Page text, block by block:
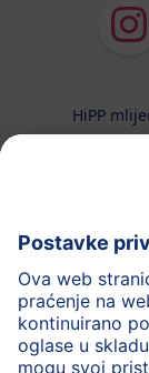
HiPP
Uvjeti